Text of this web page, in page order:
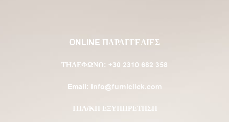
ONLINE ΠΑΡΑΓΓΕΛΙΕΣ
ΤΗΛΈΦΩΝΟ: +30 2310 682 358
Email: info@furniclick.com
ΤΗΛ/ΚΗ ΕΞΥΠΗΡΕΤΗΣΗ